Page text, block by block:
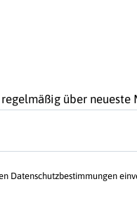
über
Datenschutzbestimmungen